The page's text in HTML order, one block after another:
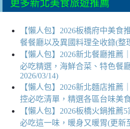
更多新北美食旅遊推薦
【懶人包】2026板橋府中美食
餐餐廳以及異國料理全收錄(整
【懶人包】2026新北餐廳推薦
必吃精選，海鮮合菜、特色餐
2026/03/14)
【懶人包】2026新北麵店推薦
控必吃清單，精選各區台味美
【懶人包】2026板橋火鍋推薦
必吃這一味，暖身又暖胃(更新